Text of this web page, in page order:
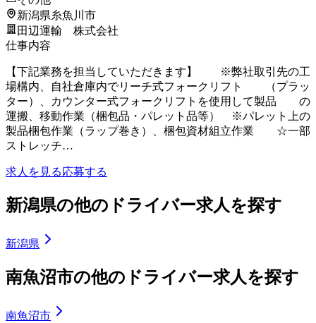
新潟県糸魚川市
田辺運輸 株式会社
仕事内容
【下記業務を担当していただきます】 ※弊社取引先の工
場構内、自社倉庫内でリーチ式フォークリフト （プラッ
ター）、カウンター式フォークリフトを使用して製品 の
運搬、移動作業（梱包品・パレット品等） ※パレット上の
製品梱包作業（ラップ巻き）、梱包資材組立作業 ☆一部
ストレッチ…
求人を見る応募する
新潟県の他のドライバー求人を探す
新潟県
南魚沼市の他のドライバー求人を探す
南魚沼市